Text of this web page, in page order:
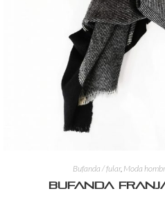
Bufanda / fular, Moda
Bufanda